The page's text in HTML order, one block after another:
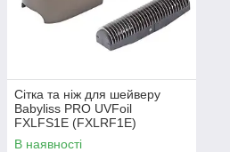
Сітка та ніж для шейверу
Babyliss PRO UVFoil
FXLFS1E (FXLRF1E)
В наявності